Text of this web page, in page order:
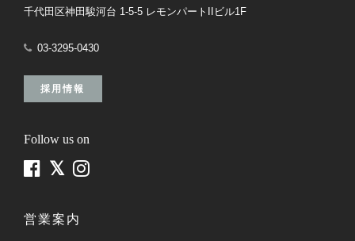
千代田区神田駿河台 1-5-5 レモンパートIIビル1F
03-3295-0430
採用情報
Follow us on
営業案内